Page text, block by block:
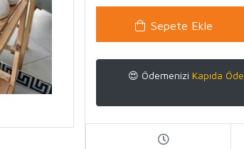
Sepete Ekle
😍 Ödemenizi Kapıda